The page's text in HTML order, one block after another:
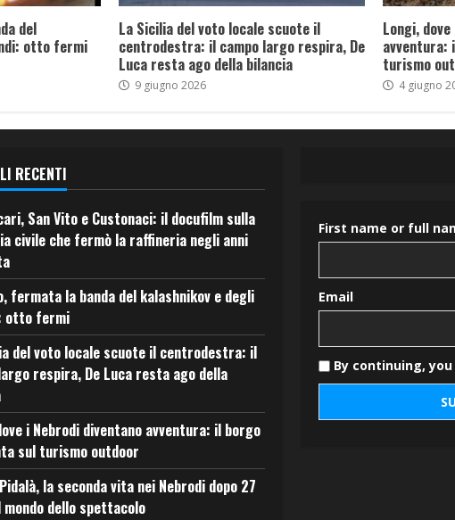
del
otto fermi
La Sicilia del voto locale scuote il
centrodestra: il campo largo respira, De
Luca resta ago della bilancia
9 giugno 2026
Longi,
avventura:
turismo
4 giugno
RECENTI
San Vito e Custonaci: il docufilm sulla
civile che fermò la raffineria negli anni
fermata la banda del kalashnikov e degli
otto fermi
del voto locale scuote il centrodestra: il
respira, De Luca resta ago della
i Nebrodi diventano avventura: il borgo
sul turismo outdoor
la seconda vita nei Nebrodi dopo 27
mondo dello spettacolo
First name or full
Email
By continuing,